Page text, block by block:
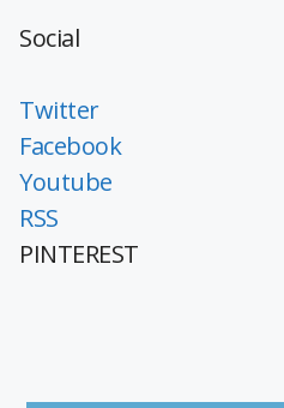
Social
Twitter
Facebook
Youtube
RSS
PINTEREST